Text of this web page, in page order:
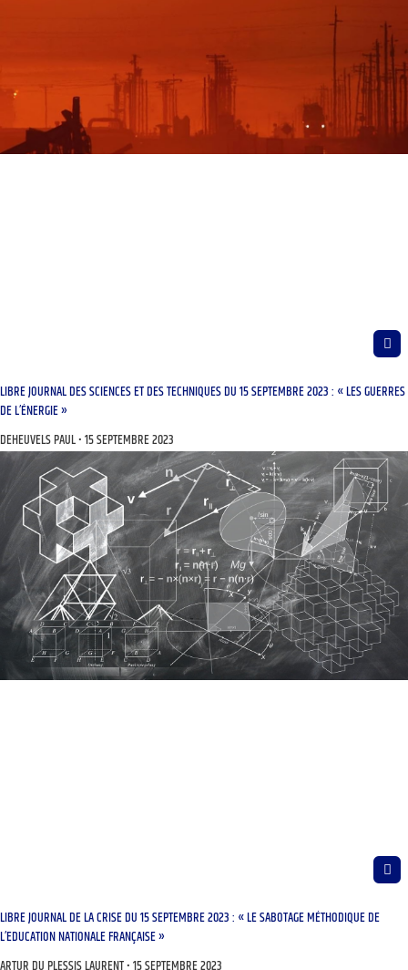
LIBRE JOURNAL DES SCIENCES ET DES TECHNIQUES DU 15 SEPTEMBRE 2023 : « LES GUERRES
DE L’ÉNERGIE »
DEHEUVELS PAUL 15 SEPTEMBRE 2023
LIBRE JOURNAL DE LA CRISE DU 15 SEPTEMBRE 2023 : « LE SABOTAGE MÉTHODIQUE DE
L’EDUCATION NATIONALE FRANÇAISE »